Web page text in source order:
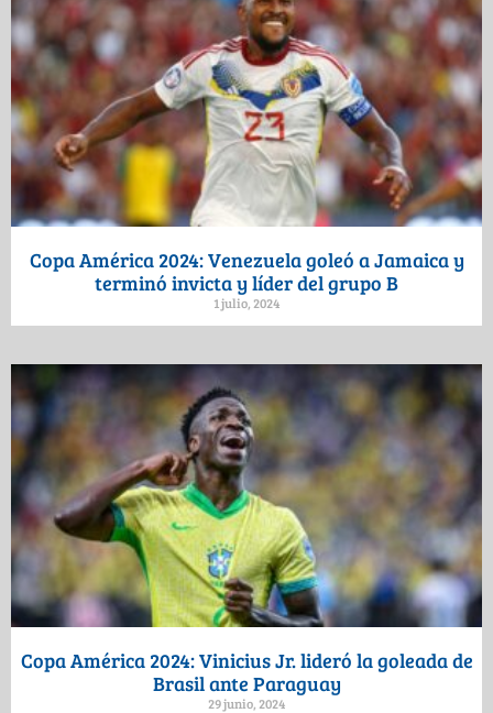
Copa América 2024: Venezuela goleó a Jamaica y
terminó invicta y líder del grupo B
1 julio, 2024
Copa América 2024: Vinicius Jr. lideró la goleada de
Brasil ante Paraguay
29 junio, 2024